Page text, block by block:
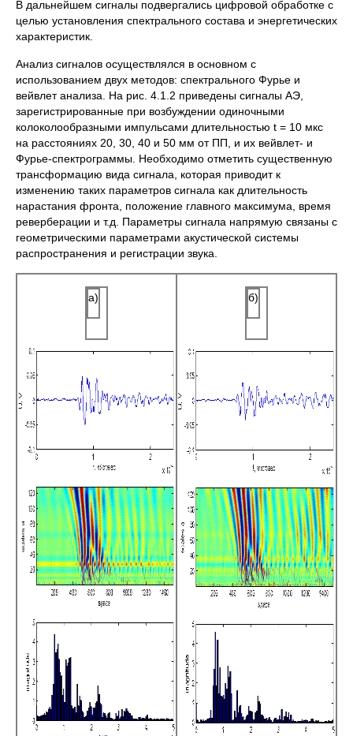
В дальнейшем сигналы подвергались цифровой обработке с
целью установления спектрального состава и энергетических
характеристик.
Анализ сигналов осуществлялся в основном с
использованием двух методов: спектрального Фурье и
вейвлет анализа. На рис. 4.1.2 приведены сигналы АЭ,
зарегистрированные при возбуждении одиночными
колоколообразными импульсами длительностью t = 10 мкс
на расстояниях 20, 30, 40 и 50 мм от ПП, и их вейвлет- и
Фурье-спектрограммы. Необходимо отметить существенную
трансформацию вида сигнала, которая приводит к
изменению таких параметров сигнала как длительность
нарастания фронта, положение главного максимума, время
реверберации и т.д. Параметры сигнала напрямую связаны с
геометрическими параметрами акустической системы
распространения и регистрации звука.
а) б)